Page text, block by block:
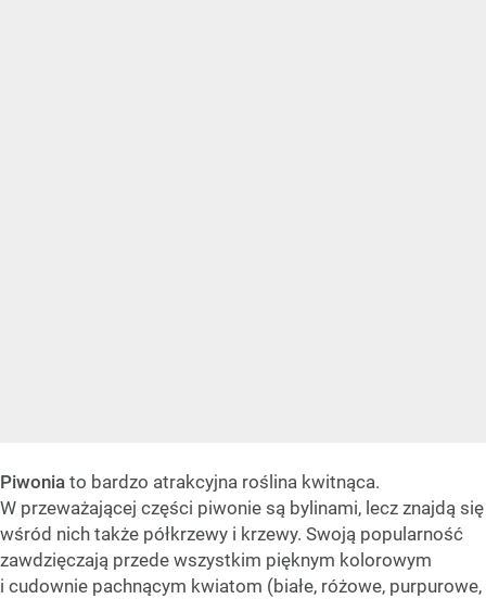
Piwonia to bardzo atrakcyjna roślina kwitnąca.
W przeważającej części piwonie są bylinami, lecz znajdą się
wśród nich także półkrzewy i krzewy. Swoją popularność
zawdzięczają przede wszystkim pięknym kolorowym
i cudownie pachnącym kwiatom (białe, różowe, purpurowe,